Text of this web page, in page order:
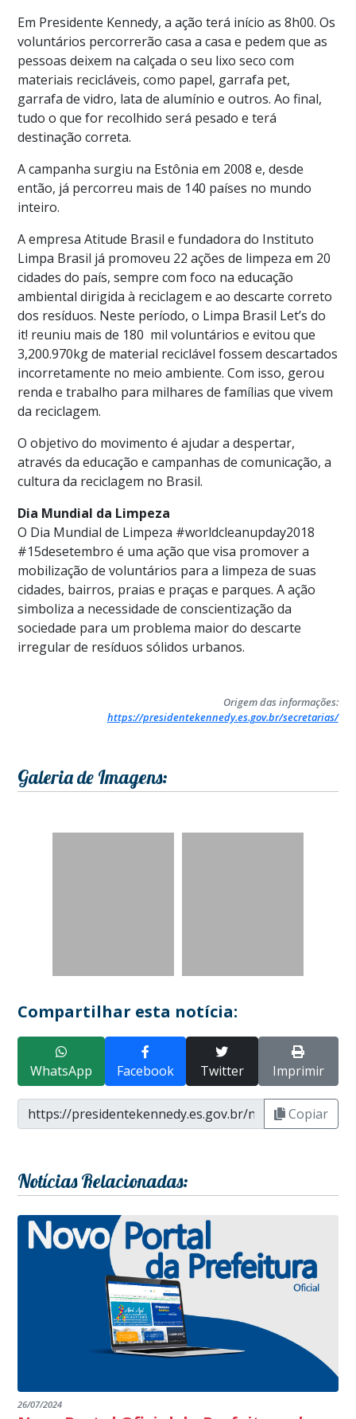
Em Presidente Kennedy, a ação terá início as 8h00. Os
voluntários percorrerão casa a casa e pedem que as
pessoas deixem na calçada o seu lixo seco com
materiais recicláveis, como papel, garrafa pet,
garrafa de vidro, lata de alumínio e outros. Ao final,
tudo o que for recolhido será pesado e terá
destinação correta.
A campanha surgiu na Estônia em 2008 e, desde
então, já percorreu mais de 140 países no mundo
inteiro.
A empresa Atitude Brasil e fundadora do Instituto
Limpa Brasil já promoveu 22 ações de limpeza em 20
cidades do país, sempre com foco na educação
ambiental dirigida à reciclagem e ao descarte correto
dos resíduos. Neste período, o Limpa Brasil Let’s do
it! reuniu mais de 180 mil voluntários e evitou que
3,200.970kg de material reciclável fossem descartados
incorretamente no meio ambiente. Com isso, gerou
renda e trabalho para milhares de famílias que vivem
da reciclagem.
O objetivo do movimento é ajudar a despertar,
através da educação e campanhas de comunicação, a
cultura da reciclagem no Brasil.
Dia Mundial da Limpeza
O Dia Mundial de Limpeza #worldcleanupday2018
#15desetembro é uma ação que visa promover a
mobilização de voluntários para a limpeza de suas
cidades, bairros, praias e praças e parques. A ação
simboliza a necessidade de conscientização da
sociedade para um problema maior do descarte
irregular de resíduos sólidos urbanos.
Origem das informações:
https://presidentekennedy.es.gov.br/secretarias/
Galeria de Imagens:
Compartilhar esta notícia:
WhatsApp Facebook Twitter Imprimir
Copiar
Notícias Relacionadas:
26/07/2024